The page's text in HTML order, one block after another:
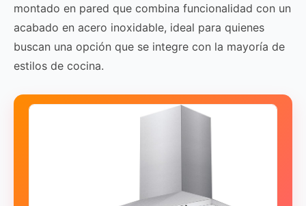
montado en pared que combina funcionalidad con un
acabado en acero inoxidable, ideal para quienes
buscan una opción que se integre con la mayoría de
estilos de cocina.